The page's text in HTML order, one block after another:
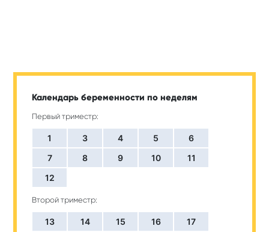
Календарь беременности по неделям
Первый триместр:
1 3 4 5
6
7
8 9 10
11
12
Второй триместр:
13 14 15 16
17